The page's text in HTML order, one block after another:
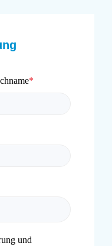
*
und